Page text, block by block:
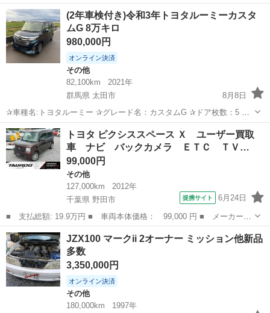
ックアップいたします。 全車保証付き☆分割での購入もOK！他にも
多数在庫揃えています。 何でもご相談ください☆ 年中無休で休まず
営業！！ ☆ＳＤナビ・フ...
大阪 寝屋川市 萱島駅 プリウス
(2年車検付き)令和3年トヨタルーミーカスタ
ムG 8万キロ
980,000円
オンライン決済
その他
82,100km
2021年
群馬県 太田市
8月8日
✰車種名:トヨタルーミー ✰グレード名：カスタムG ✰ドア枚数：5 ✰
ミッション：AT ✰年式（年）：令和3年 ✰走行距離：82100キロ ✰車
検有無：あり 令和10年8月 ＊セールスポイント＊ ✰プッシュスター
ト！...
群馬 太田市 その他
トヨタ ピクシススペース Ｘ ユーザー買取
車 ナビ バックカメラ ＥＴＣ ＴＶ…
99,000円
その他
127,000km
2012年
千葉県 野田市
提携サイト 6月24日
■ 支払総額: 19.9万円 ■ 車両本体価格： 99,000 円 ■ メーカー
名： トヨタ ■ 車種名： ピクシススペース ■ グレード名：
Ｘ ユーザー買取車 ナビ バックカメラ ＥＴＣ ＴＶ オートエ
アコン キーレス...
千葉 野田市
JZX100 マークii 2オーナー ミッション他新品
多数
3,350,000円
オンライン決済
その他
180,000km
1997年